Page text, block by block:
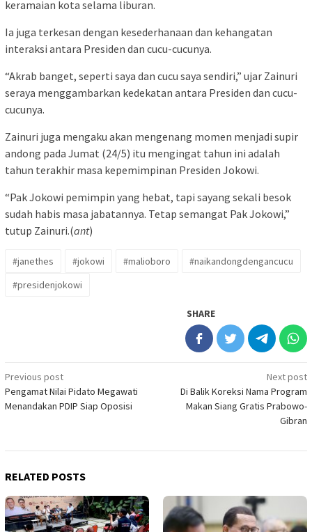
keramaian kota selama liburan.
Ia juga terkesan dengan kesederhanaan dan kehangatan
interaksi antara Presiden dan cucu-cucunya.
“Akrab banget, seperti saya dan cucu saya sendiri,” ujar Zainuri
seraya menggambarkan kedekatan antara Presiden dan cucu-
cucunya.
Zainuri juga mengaku akan mengenang momen menjadi supir
andong pada Jumat (24/5) itu mengingat tahun ini adalah
tahun terakhir masa kepemimpinan Presiden Jokowi.
“Pak Jokowi pemimpin yang hebat, tapi sayang sekali besok
sudah habis masa jabatannya. Tetap semangat Pak Jokowi,”
tutup Zainuri.(ant)
#janethes #jokowi #malioboro
#naikandongdengancucu
#presidenjokowi
SHARE
Post
navigation
Previous post
Pengamat Nilai Pidato Megawati
Menandakan PDIP Siap Oposisi
Next post
Di Balik Koreksi Nama Program
Makan Siang Gratis Prabowo-
Gibran
RELATED POSTS